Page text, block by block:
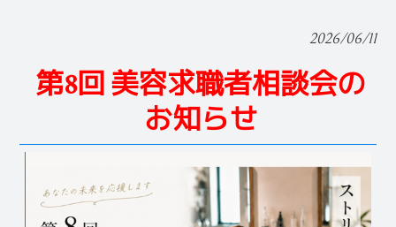
2026/06/11
第8回 美容求職者相談会の
お知らせ